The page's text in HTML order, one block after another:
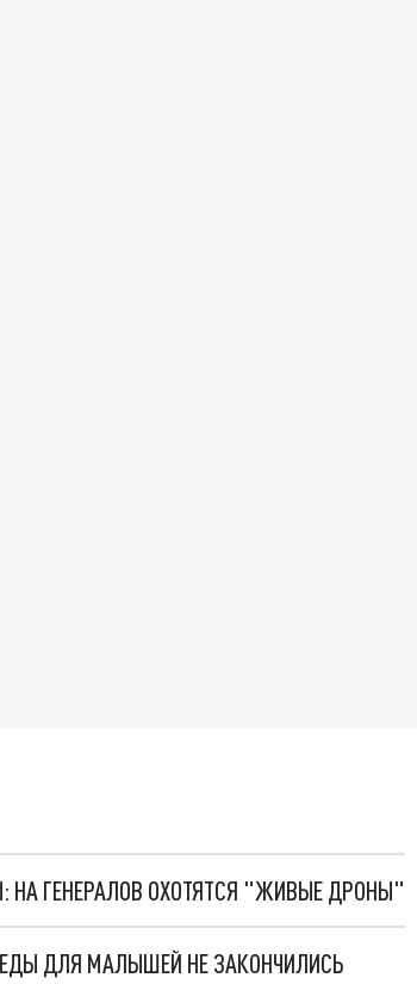
НА ГЕНЕРАЛОВ ОХОТЯТСЯ "ЖИВЫЕ ДРОНЫ"
ДЛЯ МАЛЫШЕЙ НЕ ЗАКОНЧИЛИСЬ